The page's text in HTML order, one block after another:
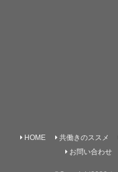
HOME 共働きのススメ
お問い合わせ